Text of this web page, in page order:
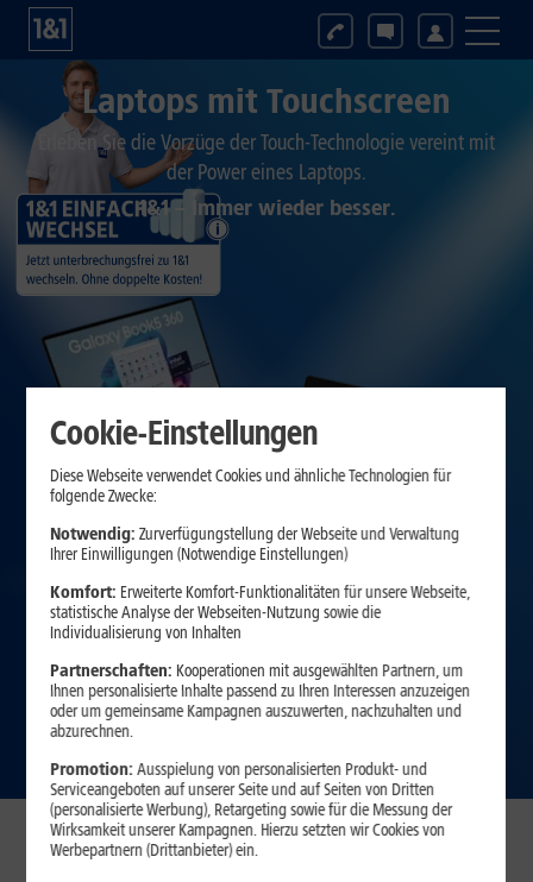
Laptops mit Touchscreen
Erleben Sie die Vorzüge der Touch-Technologie vereint mit
der Power eines Laptops.
1&1 – Immer wieder besser.
Unsere Top-Angebote
Cookie-Einstellungen
Diese Webseite verwendet Cookies und ähnliche Technologien für
folgende Zwecke:
Notwendig: Zurverfügungstellung der Webseite und Verwaltung
Ihrer Einwilligungen (Notwendige Einstellungen)
Komfort: Erweiterte Komfort-Funktionalitäten für unsere Webseite,
statistische Analyse der Webseiten-Nutzung sowie die
Individualisierung von Inhalten
Partnerschaften: Kooperationen mit ausgewählten Partnern, um
Ihnen personalisierte Inhalte passend zu Ihren Interessen anzuzeigen
oder um gemeinsame Kampagnen auszuwerten, nachzuhalten und
abzurechnen.
Promotion:Ausspielung von personalisierten Produkt- und
Serviceangeboten auf unserer Seite und auf Seiten von Dritten
(personalisierte Werbung), Retargeting sowie für die Messung der
Wirksamkeit unserer Kampagnen. Hierzu setzten wir Cookies von
Werbepartnern (Drittanbieter) ein.